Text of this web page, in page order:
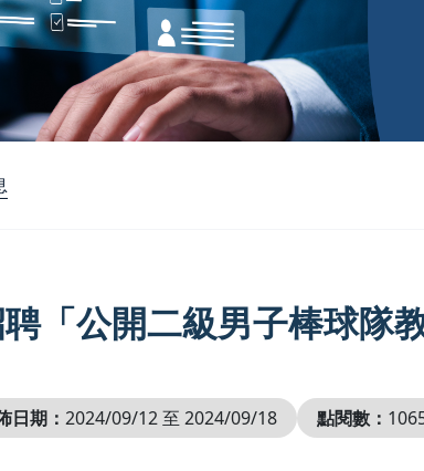
「公開二級男子棒球隊
日期： 2024/09/12 至 2024/09/18 點閱數：